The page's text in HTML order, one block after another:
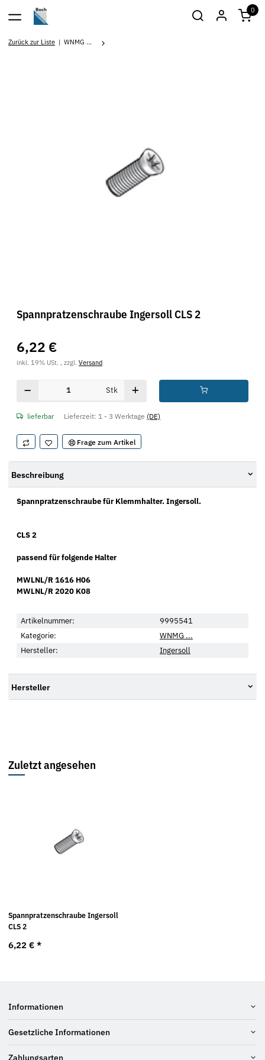
0
Zurück zur Liste WNMG ...
Spannpratzenschraube Ingersoll CLS 2
6,22 €
inkl. 19% USt. , zzgl. Versand
Stk
lieferbar Lieferzeit: 1 - 3 Werktage (DE)
Frage zum Artikel
Beschreibung
Spannpratzenschraube für Klemmhalter. Ingersoll.
CLS 2
passend für folgende Halter
MWLNL/R 1616 H06
MWLNL/R 2020 K08
Artikelnummer:
9995541
Kategorie:
WNMG ...
Hersteller:
Ingersoll
Hersteller
Zuletzt angesehen
Spannpratzenschraube Ingersoll
CLS 2
6,22 € *
Informationen
Gesetzliche Informationen
Zahlungsarten